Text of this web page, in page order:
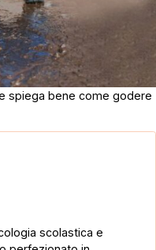
spiega bene come godere
scolastica e